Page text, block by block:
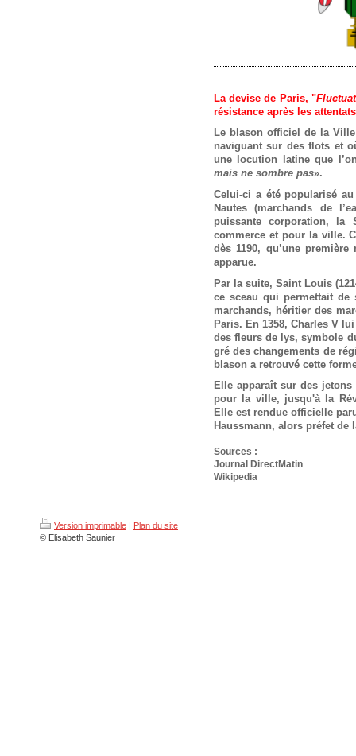
La devise de Paris, "
résistance après les
Le blason officiel de la
naviguant sur des flots et
une locution latine que
mais ne sombre pas».
Celui-ci a été popularisé
Nautes (marchands de
puissante corporation,
commerce et pour la ville.
dès 1190, qu’une
apparue.
Par la suite, Saint Louis
ce sceau qui permettait
marchands, héritier des
Paris. En 1358, Charles V
des fleurs de lys, symbole
gré des changements de
blason a retrouvé cette
Elle apparaît sur des
pour la ville, jusqu'à la
Elle est rendue officielle
Haussmann, alors préfet de
Sources :
Journal DirectMatin
Wikipedia
Version imprimable | Plan du site
© Elisabeth Saunier